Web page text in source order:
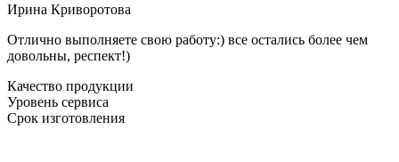
Ирина Криворотова
Отлично выполняете свою работу:) все остались более чем
довольны, респект!)
Качество продукции
Уровень сервиса
Срок изготовления